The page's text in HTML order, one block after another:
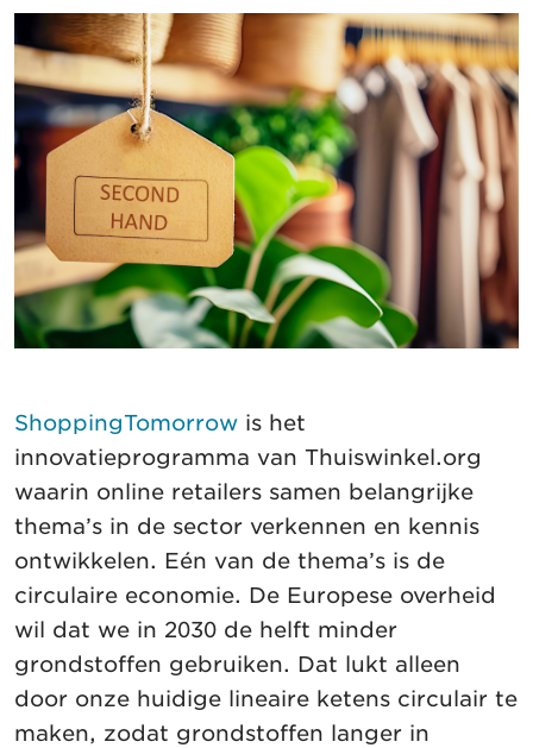
ShoppingTomorrow is het
innovatieprogramma van Thuiswinkel.org
waarin online retailers samen belangrijke
thema’s in de sector verkennen en kennis
ontwikkelen. Eén van de thema’s is de
circulaire economie. De Europese overheid
wil dat we in 2030 de helft minder
grondstoffen gebruiken. Dat lukt alleen
door onze huidige lineaire ketens circulair te
maken, zodat grondstoffen langer in